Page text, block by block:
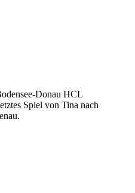
Donau HCL
Spiel von Tina nach